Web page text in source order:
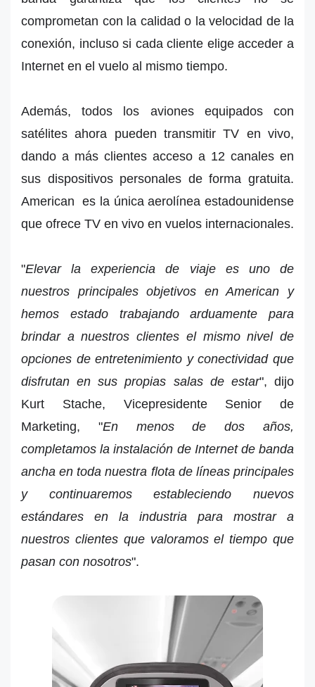
comprometan con la calidad o la velocidad de la
conexión, incluso si cada cliente elige acceder a
Internet en el vuelo al mismo tiempo.
Además, todos los aviones equipados con
satélites ahora pueden transmitir TV en vivo,
dando a más clientes acceso a 12 canales en
sus dispositivos personales de forma gratuita.
American es la única aerolínea estadounidense
que ofrece TV en vivo en vuelos internacionales.
"Elevar la experiencia de viaje es uno de
nuestros principales objetivos en American y
hemos estado trabajando arduamente para
brindar a nuestros clientes el mismo nivel de
opciones de entretenimiento y conectividad que
disfrutan en sus propias salas de estar", dijo
Kurt Stache, Vicepresidente Senior de
Marketing, "En menos de dos años,
completamos la instalación de Internet de banda
ancha en toda nuestra flota de líneas principales
y continuaremos estableciendo nuevos
estándares en la industria para mostrar a
nuestros clientes que valoramos el tiempo que
pasan con nosotros".